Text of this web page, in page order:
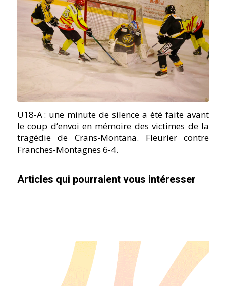
U18-A : une minute de silence a été faite avant
le coup d’envoi en mémoire des victimes de la
tragédie de Crans-Montana. Fleurier contre
Franches-Montagnes 6-4.
Articles qui pourraient vous intéresser